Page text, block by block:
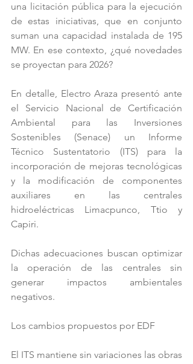
una licitación pública para la ejecución
de estas iniciativas, que en conjunto
suman una capacidad instalada de 195
MW. En ese contexto, ¿qué novedades
se proyectan para 2026?
En detalle, Electro Araza presentó ante
el Servicio Nacional de Certificación
Ambiental para las Inversiones
Sostenibles (Senace) un Informe
Técnico Sustentatorio (ITS) para la
incorporación de mejoras tecnológicas
y la modificación de componentes
auxiliares en las centrales
hidroeléctricas Limacpunco, Ttio y
Capiri.
Dichas adecuaciones buscan optimizar
la operación de las centrales sin
generar impactos ambientales
negativos.
Los cambios propuestos por EDF
El ITS mantiene sin variaciones las obras